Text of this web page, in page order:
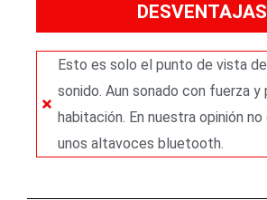
DESVENTAJAS
Esto es solo el punto de vista
sonido. Aun sonado con fuerza y
habitación. En nuestra opinión
unos altavoces bluetooth.